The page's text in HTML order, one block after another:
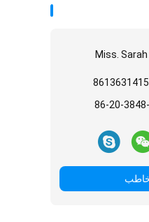
Miss.
86-20-